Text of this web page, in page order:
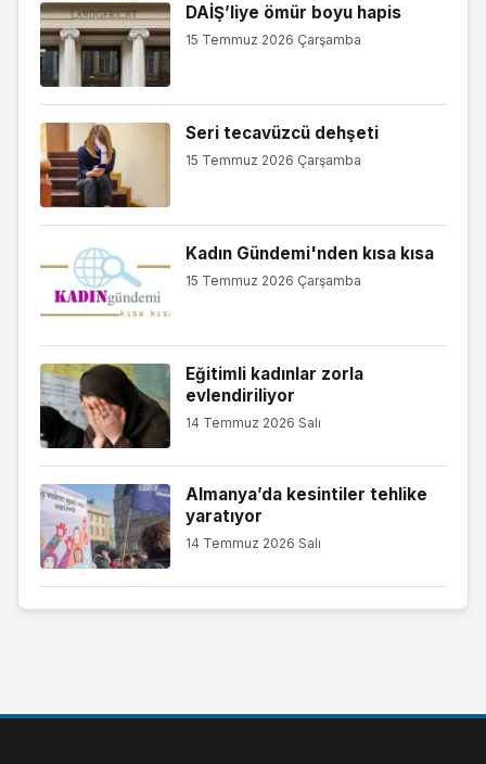
DAİŞ’liye ömür boyu hapis
15 Temmuz 2026 Çarşamba
Seri tecavüzcü dehşeti
15 Temmuz 2026 Çarşamba
Kadın Gündemi'nden kısa kısa
15 Temmuz 2026 Çarşamba
Eğitimli kadınlar zorla
evlendiriliyor
14 Temmuz 2026 Salı
Almanya’da kesintiler tehlike
yaratıyor
14 Temmuz 2026 Salı